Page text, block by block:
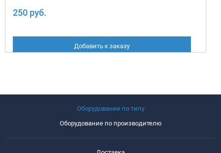
250 руб.
Добавить к заказу
Оборудование по типу
Оборудование по производителю